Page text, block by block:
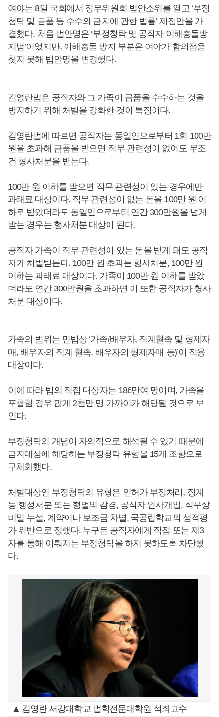
여야는 8일 국회에서 정무위원회 법안소위를 열고 ‘부정
청탁 및 금품 등 수수의 금지에 관한 법률’ 제정안을 가
결했다. 처음 법안명은 ‘부정청탁 및 공직자 이해충돌방
지법’이었지만, 이해충돌 방지 부분은 여야가 합의점을
찾지 못해 법안명을 변경했다.
김영란법은 공직자와 그 가족이 금품을 수수하는 것을
방지하기 위해 처벌을 강화한 것이 특징이다.
김영란법에 따르면 공직자는 동일인으로부터 1회 100만
원을 초과해 금품을 받으면 직무 관련성이 없어도 무조
건 형사처분을 받는다.
100만 원 이하를 받으면 직무 관련성이 있는 경우에만
과태료 대상이다. 직무 관련성이 없는 돈을 100만 원 이
하로 받았더라도 동일인으로부터 연간 300만원을 넘게
받는 경우는 형사처분 대상이 된다.
공직자 가족이 직무 관련성이 있는 돈을 받게 돼도 공직
자가 처벌받는다. 100만 원 초과는 형사처분, 100만 원
이하는 과태료 대상이다. 가족이 100만 원 이하를 받았
더라도 연간 300만원을 초과하면 이 또한 공직자가 형사
처분 대상이다.
가족의 범위는 민법상 ‘가족(배우자, 직계혈족 및 형제자
매, 배우자의 직계 혈족, 배우자의 형제자매 등)’이 적용
대상이다.
이에 따라 법의 직접 대상자는 186만여 명이며, 가족을
포함할 경우 많게 2천만 명 가까이가 해당될 것으로 보
인다.
부정청탁의 개념이 자의적으로 해석될 수 있기 때문에
금지대상에 해당하는 부정청탁 유형을 15개 조항으로
구체화했다.
처벌대상인 부정청탁의 유형은 인허가 부정처리, 징계
등 행정처분 또는 형벌의 감경, 공직자 인사개입, 직무상
비밀 누설, 계약이나 보조금 차별, 국공립학교의 성적평
가 위반으로 정했다. 누구든 공직자에게 직접 또는 제3
자를 통해 이뤄지는 부정청탁을 하지 못하도록 차단했
다.
▲ 김영란 서강대학교 법학전문대학원 석좌교수